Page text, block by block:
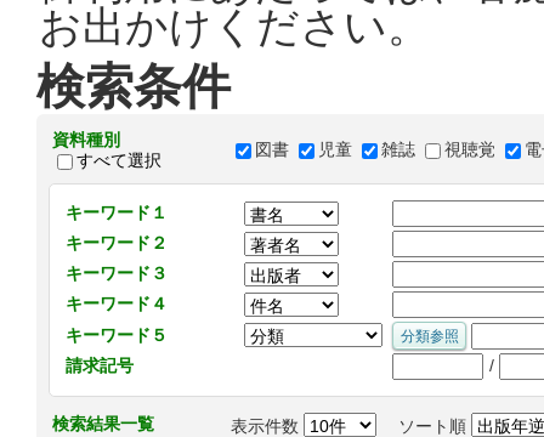
お出かけください。
検索条件
資料種別
すべて選択
図書 児童 雑誌 視聴覚
キーワード１
キーワード２
キーワード３
キーワード４
キーワード５
請求記号
/
検索結果一覧 表示件数 ソート順